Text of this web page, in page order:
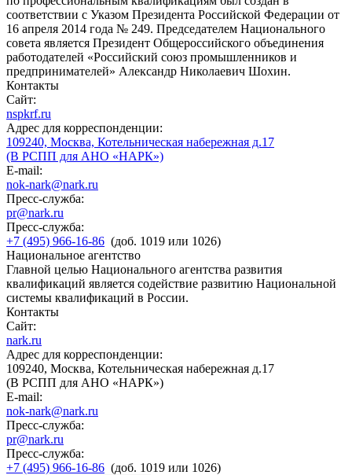
соответствии с Указом Президента Российской Федерации от
16 апреля 2014 года № 249. Председателем Национального
совета является Президент Общероссийского объединения
работодателей «Российский союз промышленников и
предпринимателей» Александр Николаевич Шохин.
Контакты
Сайт:
nspkrf.ru
Адрес для корреспонденции:
109240, Москва, Котельническая набережная д.17
(В РСПП для АНО «НАРК»)
E-mail:
nok-nark@nark.ru
Пресс-служба:
pr@nark.ru
Пресс-служба:
+7 (495) 966-16-86 (доб. 1019 или 1026)
Национальное агентство
Главной целью Национального агентства развития
квалификаций является содействие развитию Национальной
системы квалификаций в России.
Контакты
Сайт:
nark.ru
Адрес для корреспонденции:
109240, Москва, Котельническая набережная д.17
(В РСПП для АНО «НАРК»)
E-mail:
nok-nark@nark.ru
Пресс-служба:
pr@nark.ru
Пресс-служба:
+7 (495) 966-16-86 (доб. 1019 или 1026)